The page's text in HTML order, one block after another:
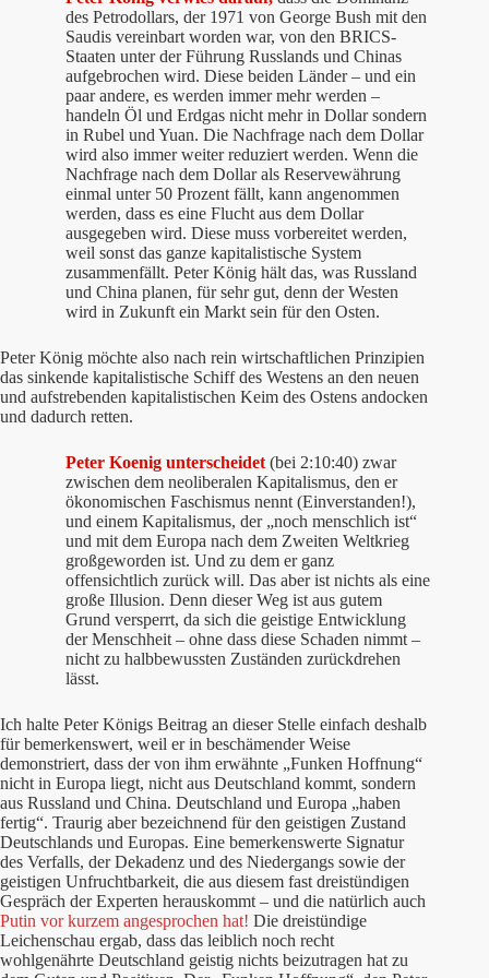
des Petrodollars, der 1971 von George Bush mit den
Saudis vereinbart worden war, von den BRICS-
Staaten unter der Führung Russlands und Chinas
aufgebrochen wird. Diese beiden Länder – und ein
paar andere, es werden immer mehr werden –
handeln Öl und Erdgas nicht mehr in Dollar sondern
in Rubel und Yuan. Die Nachfrage nach dem Dollar
wird also immer weiter reduziert werden. Wenn die
Nachfrage nach dem Dollar als Reservewährung
einmal unter 50 Prozent fällt, kann angenommen
werden, dass es eine Flucht aus dem Dollar
ausgegeben wird. Diese muss vorbereitet werden,
weil sonst das ganze kapitalistische System
zusammenfällt. Peter König hält das, was Russland
und China planen, für sehr gut, denn der Westen
wird in Zukunft ein Markt sein für den Osten.
Peter König möchte also nach rein wirtschaftlichen Prinzipien
das sinkende kapitalistische Schiff des Westens an den neuen
und aufstrebenden kapitalistischen Keim des Ostens andocken
und dadurch retten.
Peter Koenig unterscheidet (bei 2:10:40) zwar
zwischen dem neoliberalen Kapitalismus, den er
ökonomischen Faschismus nennt (Einverstanden!),
und einem Kapitalismus, der „noch menschlich ist“
und mit dem Europa nach dem Zweiten Weltkrieg
großgeworden ist. Und zu dem er ganz
offensichtlich zurück will. Das aber ist nichts als eine
große Illusion. Denn dieser Weg ist aus gutem
Grund versperrt, da sich die geistige Entwicklung
der Menschheit – ohne dass diese Schaden nimmt –
nicht zu halbbewussten Zuständen zurückdrehen
lässt.
Ich halte Peter Königs Beitrag an dieser Stelle einfach deshalb
für bemerkenswert, weil er in beschämender Weise
demonstriert, dass der von ihm erwähnte „Funken Hoffnung“
nicht in Europa liegt, nicht aus Deutschland kommt, sondern
aus Russland und China. Deutschland und Europa „haben
fertig“. Traurig aber bezeichnend für den geistigen Zustand
Deutschlands und Europas. Eine bemerkenswerte Signatur
des Verfalls, der Dekadenz und des Niedergangs sowie der
geistigen Unfruchtbarkeit, die aus diesem fast dreistündigen
Gespräch der Experten herauskommt – und die natürlich auch
Putin vor kurzem angesprochen hat! Die dreistündige
Leichenschau ergab, dass das leiblich noch recht
wohlgenährte Deutschland geistig nichts beizutragen hat zu